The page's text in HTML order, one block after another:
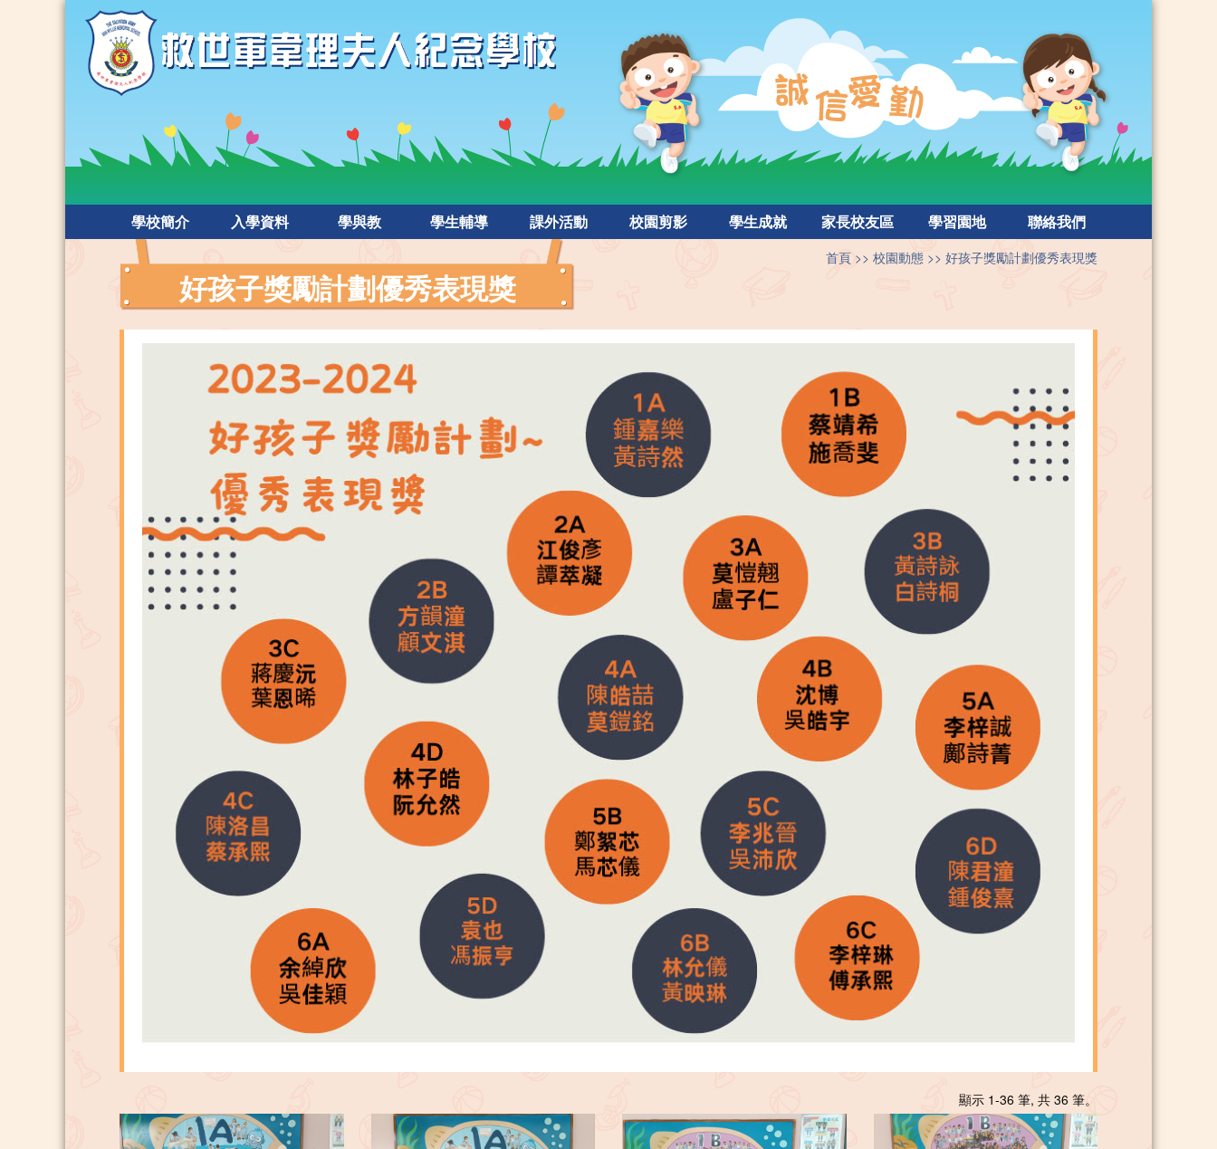
學校簡介 入學資料 學與教 學生輔導 課外活動 校園剪影 學生成就 家長校友區 學習園地 聯絡我們
好孩子獎勵計劃優秀表現獎
首頁 校園動態 好孩子獎勵計劃優秀表現獎
顯示 1-36 筆, 共 36 筆。